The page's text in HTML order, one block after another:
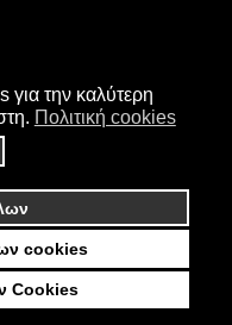
για την καλύτερη
Πολιτική cookies
cookies
Cookies
ΧΩΡΙΣ ΚΟΣΤΟΣ
COOKIES ΓΙΑ
ΠΛΟΉΓΗΣΗΣ.